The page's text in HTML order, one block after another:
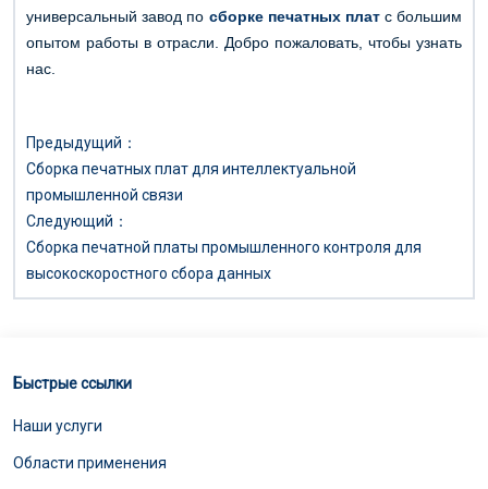
универсальный завод по сборке печатных плат с большим
опытом работы в отрасли. Добро пожаловать, чтобы узнать
нас.
Предыдущий：
Сборка печатных плат для интеллектуальной
промышленной связи
Следующий：
Сборка печатной платы промышленного контроля для
высокоскоростного сбора данных
Быстрые ссылки
Наши услуги
Области применения